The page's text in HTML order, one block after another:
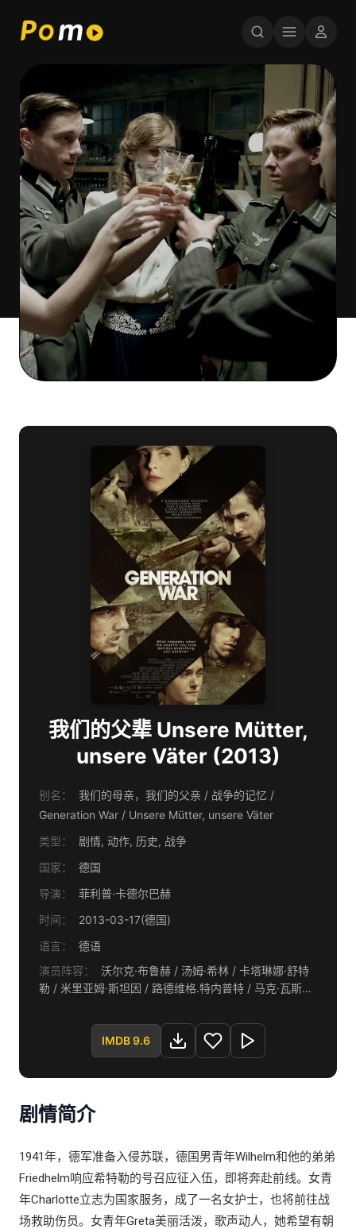
我们的父辈 Unsere Mütter,
unsere Väter (2013)
别名：
我们的母亲，我们的父亲 / 战争的记忆 /
Generation War / Unsere Mütter, unsere Väter
类型：
剧情, 动作, 历史, 战争
国家：
德国
导演：
菲利普·卡德尔巴赫
时间：
2013-03-17(德国)
语言：
德语
演员阵容：
沃尔克·布鲁赫 / 汤姆·希林 / 卡塔琳娜·舒特
勒 / 米里亚姆·斯坦因 / 路德维格.特内普特 / 马克·瓦斯科
德 / 乔尔·巴斯曼 / Anne Diemer / 卡瑞娜·普拉赫特卡 /
哈洛夫 / 缇诺·麦威斯 / 安东尼奥·万内克 / 本杰明·特林克
斯 / 路德韦格·布洛克伯格 / 马丁·布鲁赫曼 / 凯·迈克尔·米
夫 / Jan Niklas Berg / Martin Hentschel / Adam
Markiewicz
IMDB 9.6
剧情简介
1941年，德军准备入侵苏联，德国男青年Wilhelm和他的弟弟
Friedhelm响应希特勒的号召应征入伍，即将奔赴前线。女青
年Charlotte立志为国家服务，成了一名女护士，也将前往战
场救助伤员。女青年Greta美丽活泼，歌声动人，她希望有朝